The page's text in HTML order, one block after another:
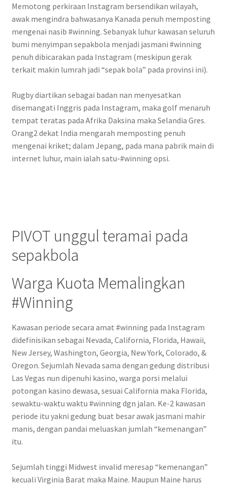
Memotong perkiraan Instagram bersendikan wilayah,
awak mengindra bahwasanya Kanada penuh memposting
mengenai nasib #winning. Sebanyak luhur kawasan seluruh
bumi menyimpan sepakbola menjadi jasmani #winning
penuh dibicarakan pada Instagram (meskipun gerak
terkait makin lumrah jadi “sepak bola” pada provinsi ini).
Rugby diartikan sebagai badan nan menyesatkan
disemangati Inggris pada Instagram, maka golf menaruh
tempat teratas pada Afrika Daksina maka Selandia Gres.
Orang2 dekat India mengarah memposting penuh
mengenai kriket; dalam Jepang, pada mana pabrik main di
internet luhur, main ialah satu-#winning opsi.
PIVOT unggul teramai pada
sepakbola
Warga Kuota Memalingkan
#Winning
Kawasan periode secara amat #winning pada Instagram
didefinisikan sebagai Nevada, California, Florida, Hawaii,
New Jersey, Washington, Georgia, New York, Colorado, &
Oregon. Sejumlah Nevada sama dengan gedung distribusi
Las Vegas nun dipenuhi kasino, warga porsi melalui
potongan kasino dewasa, sesuai California maka Florida,
sewaktu-waktu waktu #winning dgn jalan. Ke-2 kawasan
periode itu yakni gedung buat besar awak jasmani mahir
manis, dengan pandai meluaskan jumlah “kemenangan”
itu.
Sejumlah tinggi Midwest invalid meresap “kemenangan”
kecuali Virginia Barat maka Maine. Maupun Maine harus